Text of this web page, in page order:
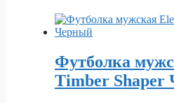
Футболка
Timber Shaper